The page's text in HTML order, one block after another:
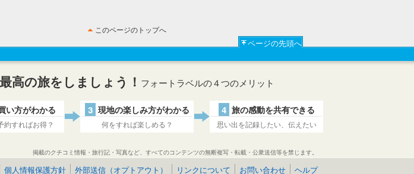
このページのトップへ
ページの先頭へ
高の旅をしましょう！ フォートラベルの４つのメリット
い方がわかる
約すればお得？
3 現地の楽しみ方がわかる
何をすれば楽しめる？
4 旅の感動を共有できる
思い出を記録したい、伝えたい
掲載のクチコミ情報・旅行記・写真など、すべてのコンテンツの無断複写・転載・公衆送信等を禁じます。
個人情報保護方針 外部送信（オプトアウト） リンクについて お問い合わせ ヘルプ